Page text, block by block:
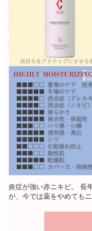
炎症が強い赤ニキビ。 長
が、今では薬をやめても